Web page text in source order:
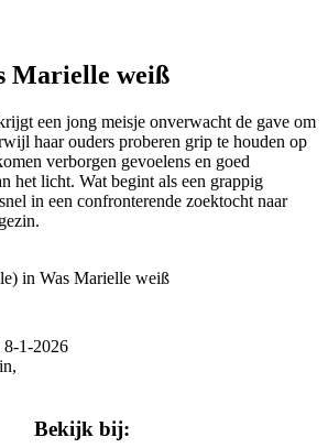
Marielle weiß
een jong meisje onverwacht de gave om
haar ouders proberen grip te houden op
verborgen gevoelens en goed
het licht. Wat begint als een grappig
in een confronterende zoektocht naar
in Was Marielle weiß
8-1-2026
,
Bekijk bij: